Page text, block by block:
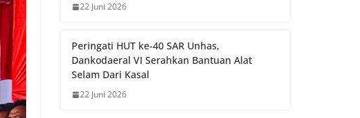
22 Juni 2026
Peringati HUT ke-40 SAR Unhas,
Dankodaeral VI Serahkan Bantuan Alat
Selam Dari Kasal
22 Juni 2026